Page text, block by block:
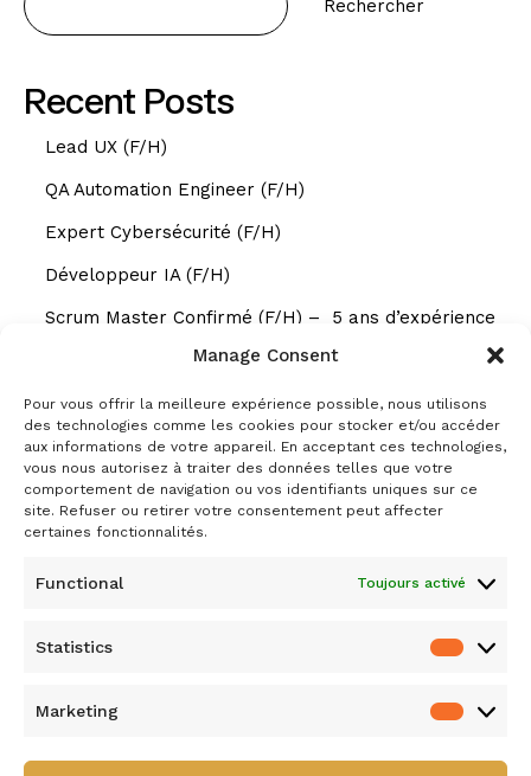
Manage Consent
Pour vous offrir la meilleure expérience possible, nous utilisons
des technologies comme les cookies pour stocker et/ou accéder
aux informations de votre appareil. En acceptant ces technologies,
vous nous autorisez à traiter des données telles que votre
comportement de navigation ou vos identifiants uniques sur ce
site. Refuser ou retirer votre consentement peut affecter
certaines fonctionnalités.
Functional Toujours activé
Statistics
Marketing
Rechercher
Recent Posts
Lead UX (F/H)
QA Automation Engineer (F/H)
Expert Cybersécurité (F/H)
Développeur IA (F/H)
Scrum Master Confirmé (F/H) – 5 ans d’expérience
Recent Comments
Aucun commentaire à afficher.
Archives
avril 2026
février 2026
Categories